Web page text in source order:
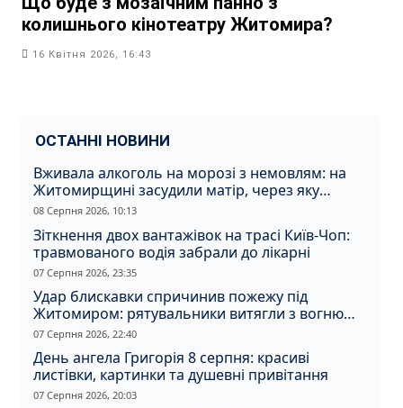
колишнього кінотеатру Житомира?
16 Квітня 2026, 16:43
ОСТАННІ НОВИНИ
Вживала алкоголь на морозі з немовлям: на
Житомирщині засудили матір, через яку
дитина отримала обмороження
08 Серпня 2026, 10:13
Зіткнення двох вантажівок на трасі Київ-Чоп:
травмованого водія забрали до лікарні
07 Серпня 2026, 23:35
Удар блискавки спричинив пожежу під
Житомиром: рятувальники витягли з вогню
кота
07 Серпня 2026, 22:40
День ангела Григорія 8 серпня: красиві
листівки, картинки та душевні привітання
07 Серпня 2026, 20:03